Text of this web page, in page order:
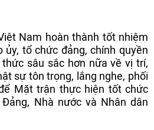
Nam hoàn thành tốt nhiệm
ủy, tổ chức đảng, chính quyền
sâu sắc hơn nữa về vị trí,
sự tôn trọng, lắng nghe, phối
Mặt trận thực hiện tốt chức
Nhà nước và Nhân dân